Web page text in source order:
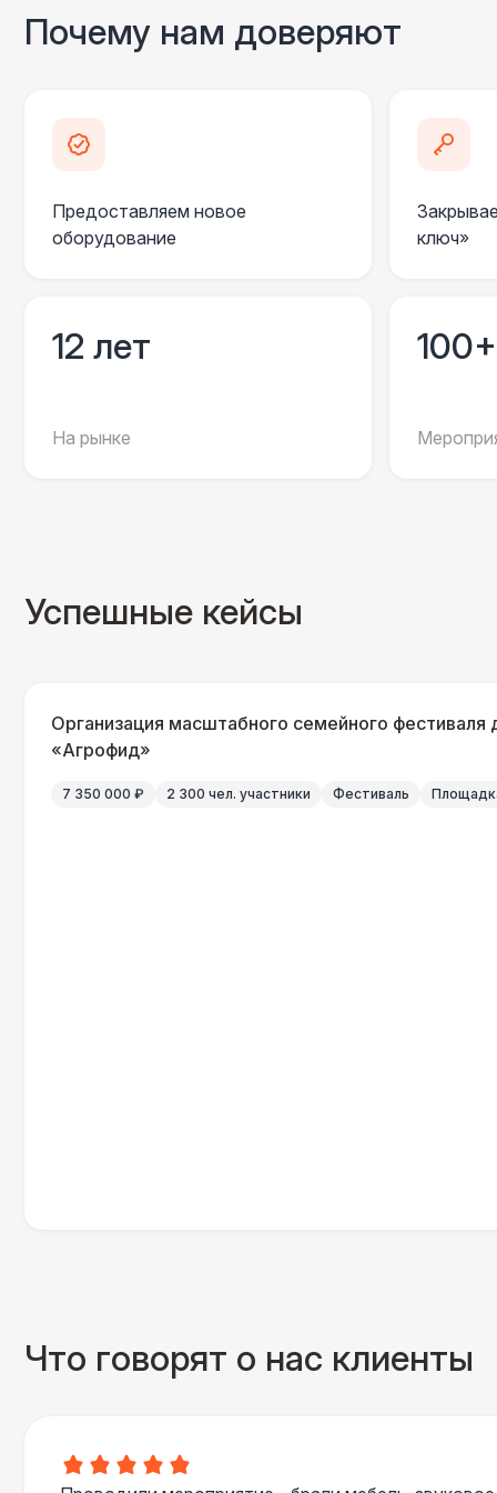
Почему нам доверяют
Предоставляем новое
оборудование
ключ»
12 лет
На рынке
100+
Успешные кейсы
Организация масштабного семейного фестиваля
«Агрофид»
7 350 000 ₽ 2 300 чел. участники Фестиваль
Что говорят о нас клиенты